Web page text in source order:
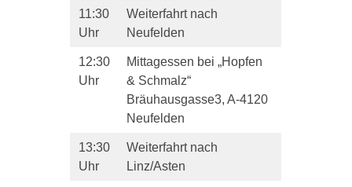
11:30
Uhr
Weiterfahrt nach
Neufelden
12:30
Uhr
Mittagessen bei „Hopfen
& Schmalz“
Bräuhausgasse3, A-4120
Neufelden
13:30
Uhr
Weiterfahrt nach
Linz/Asten